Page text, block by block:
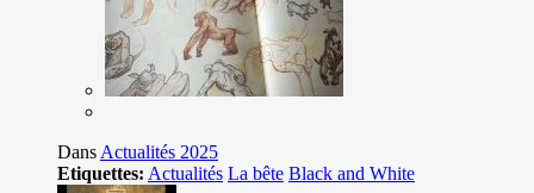
Dans Actualités 2025
Etiquettes: Actualités La bête Black and White